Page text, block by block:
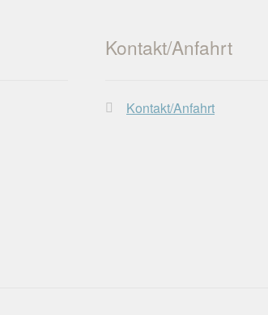
Kontakt/Anfahrt
Kontakt/Anfahrt